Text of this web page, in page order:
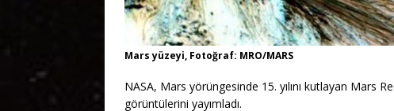
Mars yüzeyi, Fotoğraf: MRO/MARS
NASA, Mars yörüngesinde 15. yılını kutlayan Mars
görüntülerini yayımladı.